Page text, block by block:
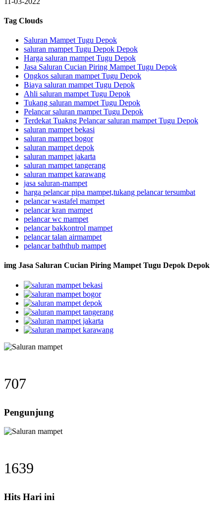
Tag Clouds
Saluran Mampet Tugu Depok
saluran mampet Tugu Depok Depok
Harga saluran mampet Tugu Depok
Jasa Saluran Cucian Piring Mampet Tugu Depok
Ongkos saluran mampet Tugu Depok
Biaya saluran mampet Tugu Depok
Ahli saluran mampet Tugu Depok
Tukang saluran mampet Tugu Depok
Pelancar saluran mampet Tugu Depok
Terdekat Tuakng Pelancar saluran mampet Tugu Depok
saluran mampet bekasi
saluran mampet bogor
saluran mampet depok
saluran mampet jakarta
saluran mampet tangerang
saluran mampet karawang
jasa saluran-mampet
harga pelancar pipa mampet,tukang pelancar tersumbat
pelancar wastafel mampet
pelancar kran mampet
pelancar wc mampet
pelancar bakkontrol mampet
pelancar talan airmampet
pelancar baththub mampet
img Jasa Saluran Cucian Piring Mampet Tugu Depok Depok
707
Pengunjung
1639
Hits Hari ini